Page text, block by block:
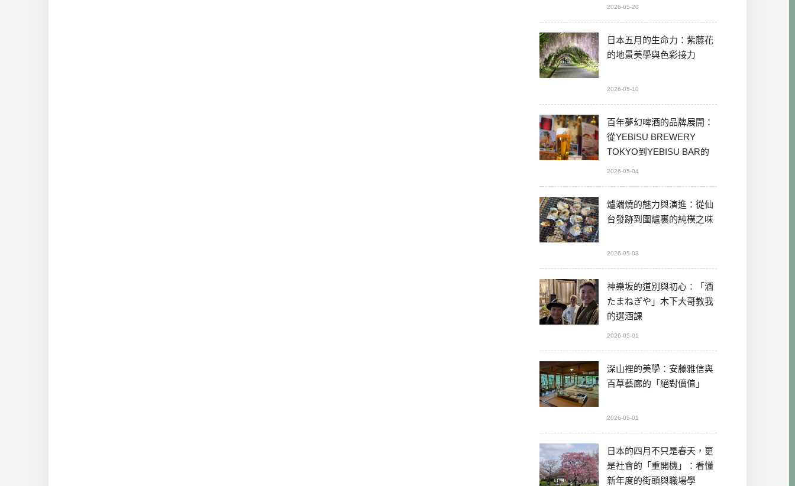
2026-05-20
日本五月的生命力：紫藤花
的地景美學與色彩接力
2026-05-10
百年夢幻啤酒的品牌展開：
從YEBISU BREWERY
TOKYO到YEBISU BAR的
2026-05-04
爐端燒的魅力與演進：從仙
台發跡到圍爐裏的純樸之味
2026-05-03
神樂坂的道別與初心：「酒
たまねぎや」木下大哥教我
的選酒課
2026-05-01
深山裡的美學：安藤雅信與
百草藝廊的「絕對價值」
2026-05-01
日本的四月不只是春天，更
是社會的「重開機」：看懂
新年度的街頭與職場學